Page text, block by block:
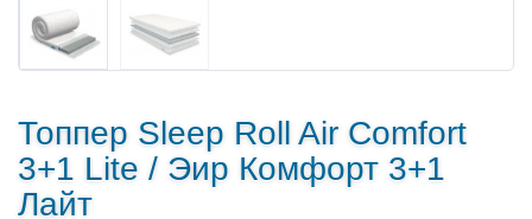
Топпер Sleep Roll Air Comfort
3+1 Lite / Эир Комфорт 3+1
Лайт